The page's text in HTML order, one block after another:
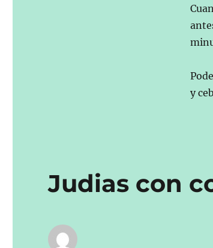
y
Judias con